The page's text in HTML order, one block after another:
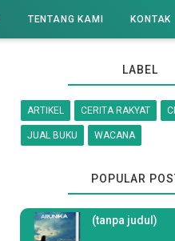
TENTANG KAMI KONTAK
LABEL
ARTIKEL CERITA RAKYAT
JUAL BUKU WACANA
POPULAR
(tanpa judul)